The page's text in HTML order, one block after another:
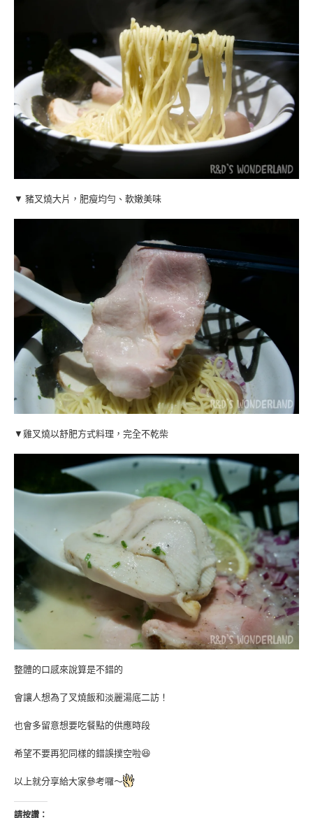
▼ 豬叉燒大片，肥瘦均勻、軟嫩美味
▼雞叉燒以舒肥方式料理，完全不乾柴
整體的口感來說算是不錯的
會讓人想為了叉燒飯和淡麗湯底二訪！
也會多留意想要吃餐點的供應時段
希望不要再犯同樣的錯誤撲空啦😆
以上就分享給大家參考囉～
請按讚：